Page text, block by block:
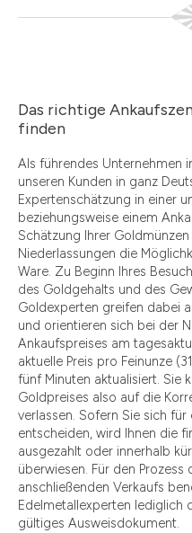
Das richtige
finden
Als führendes Unternehmen
unseren Kunden in ganz
Expertenschätzung in einer
beziehungsweise einem
Schätzung Ihrer
Niederlassungen die
Ware. Zu Beginn Ihres
des Goldgehalts und des
Goldexperten greifen dabei
und orientieren sich bei der
Ankaufspreises am
aktuelle Preis pro Feinunze
fünf Minuten aktualisiert. Sie
Goldpreises also auf die
verlassen. Sofern Sie sich
entscheiden, wird Ihnen die
ausgezahlt oder innerhalb
überwiesen. Für den
anschließenden Verkaufs
Edelmetallexperten lediglich
gültiges Ausweisdokument.